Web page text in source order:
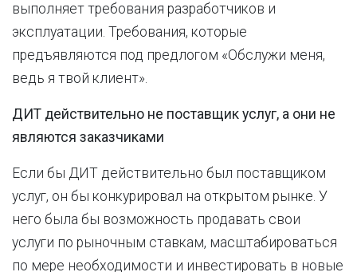
выполняет требования разработчиков и
эксплуатации. Требования, которые
предъявляются под предлогом «Обслужи меня,
ведь я твой клиент».
ДИТ действительно не поставщик услуг, а они не
являются заказчиками
Если бы ДИТ действительно был поставщиком
услуг, он бы конкурировал на открытом рынке. У
него была бы возможность продавать свои
услуги по рыночным ставкам, масштабироваться
по мере необходимости и инвестировать в новые